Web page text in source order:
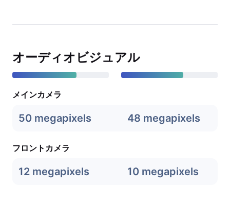
オーディオビジュアル
メインカメラ
50 megapixels 48 megapixels
フロントカメラ
12 megapixels 10 megapixels